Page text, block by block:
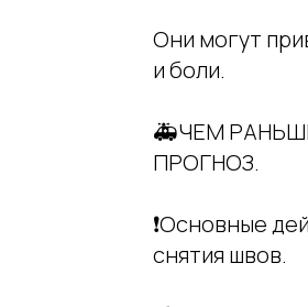
Они могут
и боли.
🚑ЧЕМ
ПРОГНОЗ.
❗Основные
снятия швов.